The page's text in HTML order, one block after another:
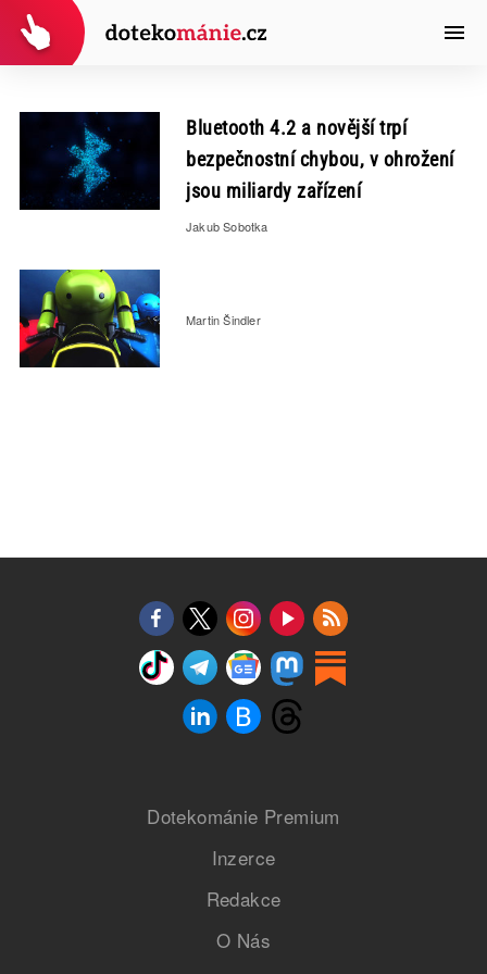
Bluetooth 4.2 a novější trpí
bezpečnostní chybou, v ohrožení
jsou miliardy zařízení
Jakub Sobotka
Martin Šindler
Dotekománie Premium
Inzerce
Redakce
O Nás